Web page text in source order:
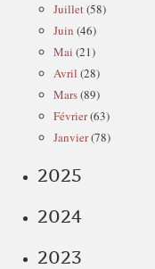
Juillet(58)
Juin (46)
Mai (21)
Avril (28)
Mars(89)
Février(63)
Janvier(78)
2025
2024
2023